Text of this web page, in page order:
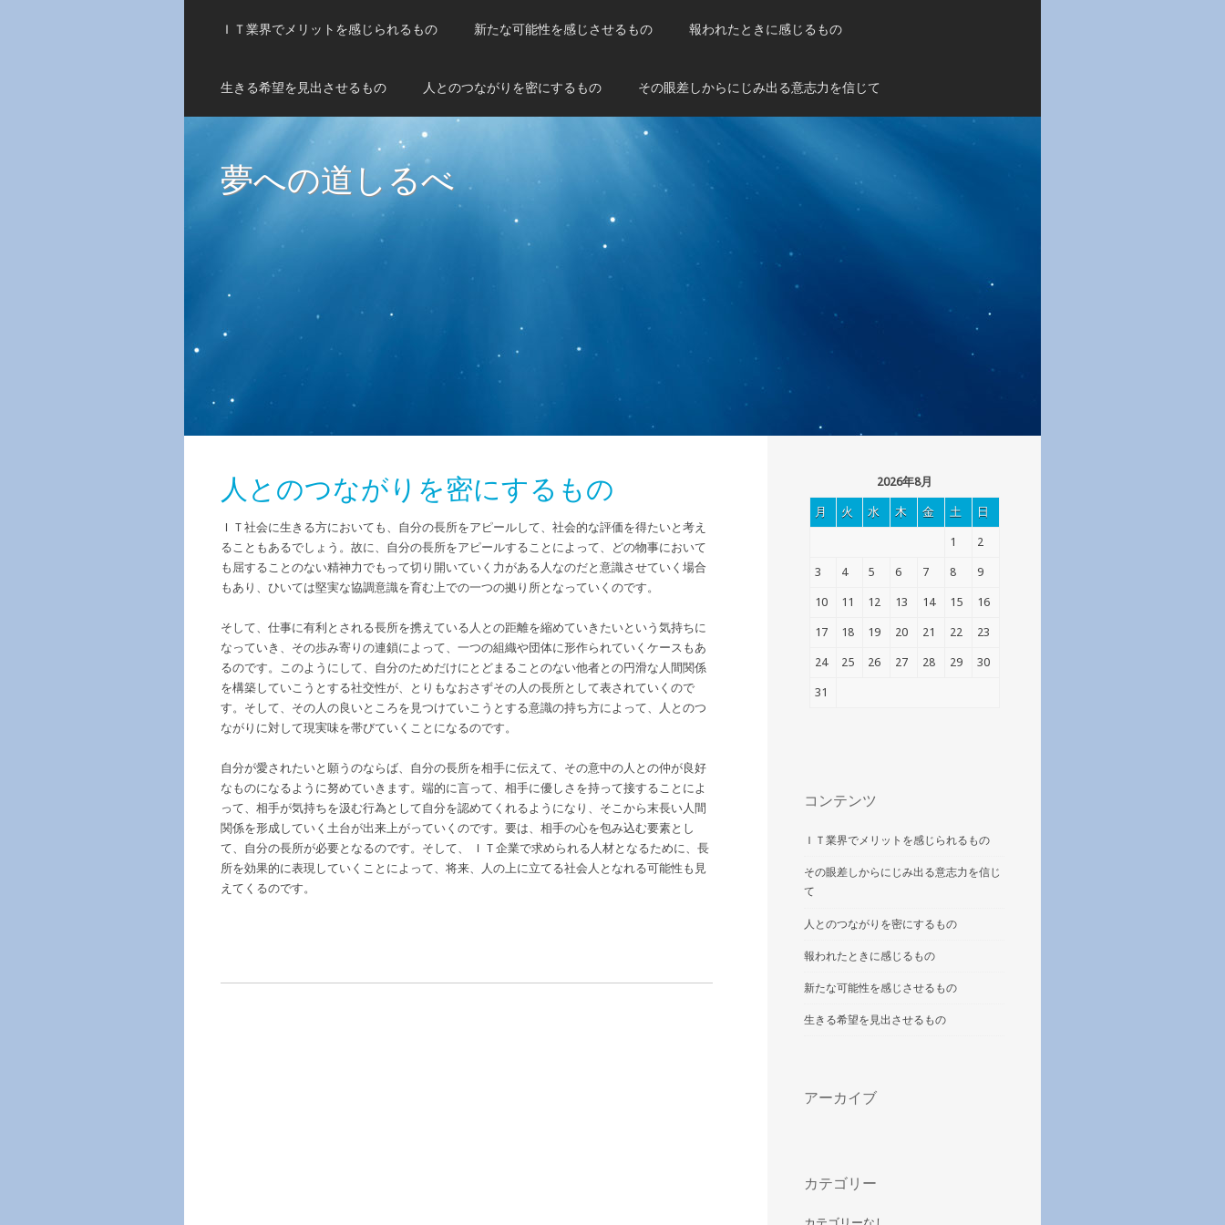
ＩＴ業界でメリットを感じられるもの 新たな可能性を感じさせるもの 報われたときに感じるもの
生きる希望を見出させるもの 人とのつながりを密にするもの その眼差しからにじみ出る意志力を信じて
夢への道しるべ
人とのつながりを密にするもの
ＩＴ社会に生きる方においても、自分の長所をアピールして、社会的な評価を得たいと考え
ることもあるでしょう。故に、自分の長所をアピールすることによって、どの物事において
も屈することのない精神力でもって切り開いていく力がある人なのだと意識させていく場合
もあり、ひいては堅実な協調意識を育む上での一つの拠り所となっていくのです。
そして、仕事に有利とされる長所を携えている人との距離を縮めていきたいという気持ちに
なっていき、その歩み寄りの連鎖によって、一つの組織や団体に形作られていくケースもあ
るのです。このようにして、自分のためだけにとどまることのない他者との円滑な人間関係
を構築していこうとする社交性が、とりもなおさずその人の長所として表されていくので
す。そして、その人の良いところを見つけていこうとする意識の持ち方によって、人とのつ
ながりに対して現実味を帯びていくことになるのです。
自分が愛されたいと願うのならば、自分の長所を相手に伝えて、その意中の人との仲が良好
なものになるように努めていきます。端的に言って、相手に優しさを持って接することによ
って、相手が気持ちを汲む行為として自分を認めてくれるようになり、そこから末長い人間
関係を形成していく土台が出来上がっていくのです。要は、相手の心を包み込む要素とし
て、自分の長所が必要となるのです。そして、 ＩＴ企業で求められる人材となるために、長
所を効果的に表現していくことによって、将来、人の上に立てる社会人となれる可能性も見
えてくるのです。
2026年8月
月 火 水 木 金 土 日
1 2
3 4 5 6 7 8 9
10 11 12 13 14 15 16
17 18 19 20 21 22 23
24 25 26 27 28 29 30
31
コンテンツ
ＩＴ業界でメリットを感じられるもの
その眼差しからにじみ出る意志力を信じ
て
人とのつながりを密にするもの
報われたときに感じるもの
新たな可能性を感じさせるもの
生きる希望を見出させるもの
アーカイブ
カテゴリー